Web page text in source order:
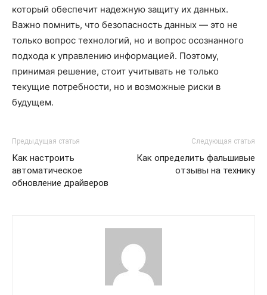
который обеспечит надежную защиту их данных.
Важно помнить, что безопасность данных — это не
только вопрос технологий, но и вопрос осознанного
подхода к управлению информацией. Поэтому,
принимая решение, стоит учитывать не только
текущие потребности, но и возможные риски в
будущем.
Предыдущая статья
Как настроить
автоматическое
обновление драйверов
Следующая статья
Как определить фальшивые
отзывы на технику